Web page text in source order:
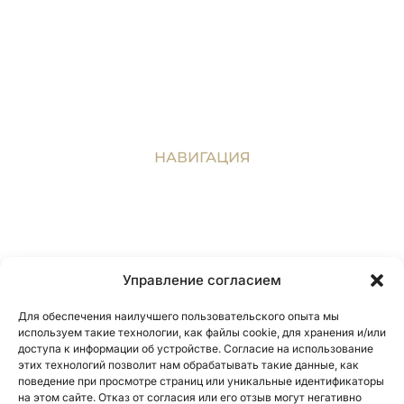
Управление согласием
Для обеспечения наилучшего пользовательского опыта мы
используем такие технологии, как файлы cookie, для хранения и/или
доступа к информации об устройстве. Согласие на использование
этих технологий позволит нам обрабатывать такие данные, как
поведение при просмотре страниц или уникальные идентификаторы
на этом сайте. Отказ от согласия или его отзыв могут негативно
НАВИГАЦИЯ
Контакты